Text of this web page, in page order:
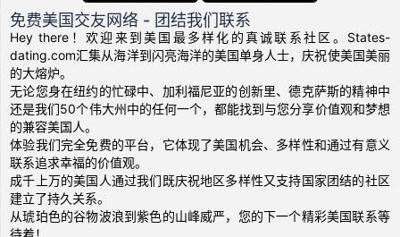
免费美国交友网络 - 团结我们联系
Hey there！欢迎来到美国最多样化的真诚联系社区。States-
dating.com汇集从海洋到闪亮海洋的美国单身人士，庆祝使美国美丽
的大熔炉。
无论您身在纽约的忙碌中、加利福尼亚的创新里、德克萨斯的精神中
还是我们50个伟大州中的任何一个，都能找到与您分享价值观和梦想
的兼容美国人。
体验我们完全免费的平台，它体现了美国机会、多样性和通过有意义
联系追求幸福的价值观。
成千上万的美国人通过我们既庆祝地区多样性又支持国家团结的社区
建立了持久关系。
从琥珀色的谷物波浪到紫色的山峰威严，您的下一个精彩美国联系等
待着！